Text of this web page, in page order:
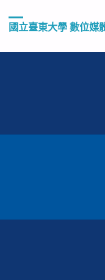
國立臺東大學 數位媒